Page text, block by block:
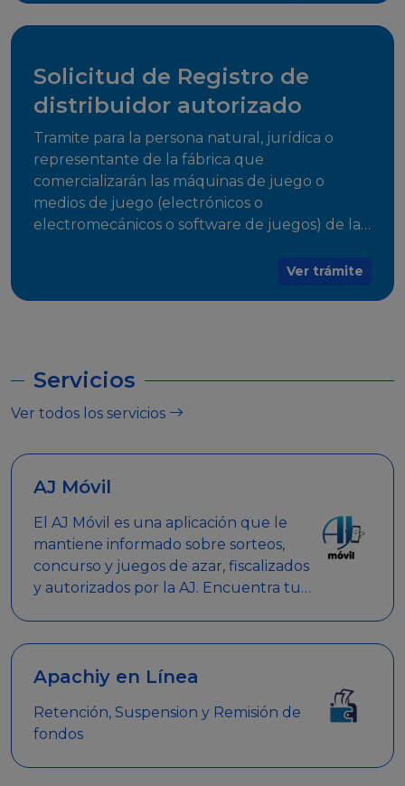
Solicitud de Registro de
distribuidor autorizado
Tramite para la persona natural, jurídica o
representante de la fábrica que
comercializarán las máquinas de juego o
medios de juego (electrónicos o
electromecánicos o software de juegos) de las
Ver trámite
Servicios
Ver todos los servicios
AJ Móvil
El AJ Móvil es una aplicación que le
mantiene informado sobre sorteos,
concurso y juegos de azar, fiscalizados
y autorizados por la AJ. Encuentra tus
clave.
Apachiy en Línea
Retención, Suspension y Remisión de
fondos